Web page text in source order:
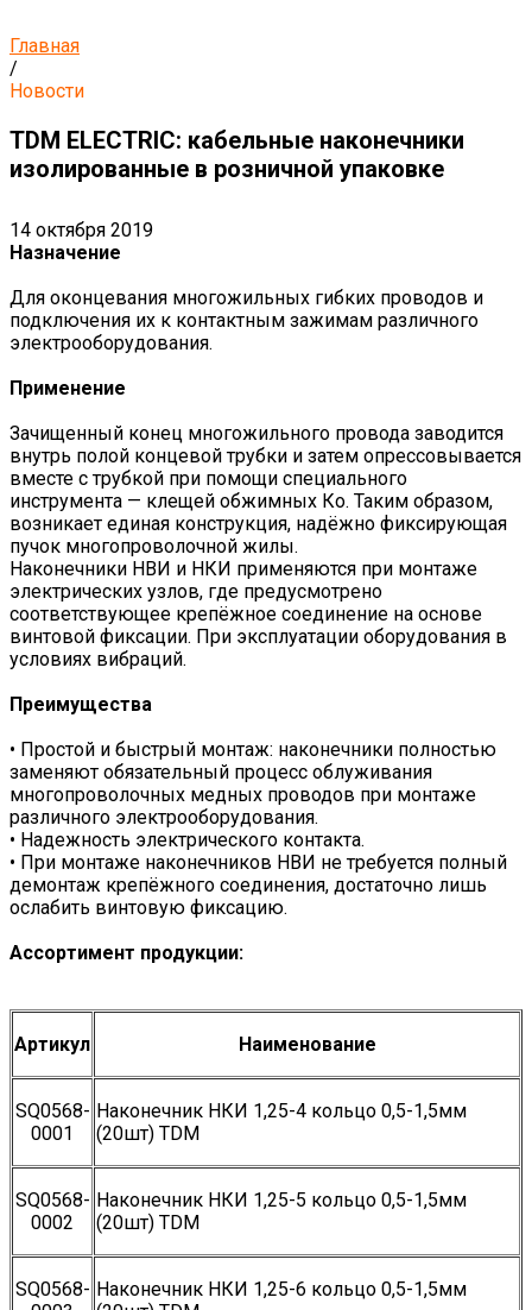
Главная
/
Новости
TDM ELECTRIC: кабельные наконечники
изолированные в розничной упаковке
14 октября 2019
Назначение
Для оконцевания многожильных гибких проводов и
подключения их к контактным зажимам различного
электрооборудования.
Применение
Зачищенный конец многожильного провода заводится
внутрь полой концевой трубки и затем опрессовывается
вместе с трубкой при помощи специального
инструмента — клещей обжимных Ко. Таким образом,
возникает единая конструкция, надёжно фиксирующая
пучок многопроволочной жилы.
Наконечники НВИ и НКИ применяются при монтаже
электрических узлов, где предусмотрено
соответствующее крепёжное соединение на основе
винтовой фиксации. При эксплуатации оборудования в
условиях вибраций.
Преимущества
• Простой и быстрый монтаж: наконечники полностью
заменяют обязательный процесс облуживания
многопроволочных медных проводов при монтаже
различного электрооборудования.
• Надежность электрического контакта.
• При монтаже наконечников НВИ не требуется полный
демонтаж крепёжного соединения, достаточно лишь
ослабить винтовую фиксацию.
Ассортимент продукции:
Артикул Наименование
SQ0568-
0001
Наконечник НКИ 1,25-4 кольцо 0,5-1,5мм
(20шт) TDM
SQ0568-
0002
Наконечник НКИ 1,25-5 кольцо 0,5-1,5мм
(20шт) TDM
SQ0568- Наконечник НКИ 1,25-6 кольцо 0,5-1,5мм